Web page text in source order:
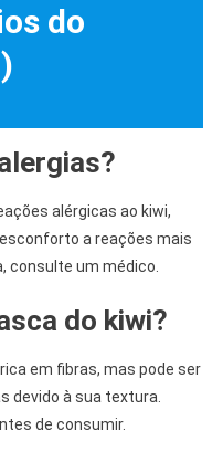
do
alérgicas ao kiwi,
a reações mais
consulte um médico.
do kiwi?
em fibras, mas pode ser
devido à sua textura.
de consumir.